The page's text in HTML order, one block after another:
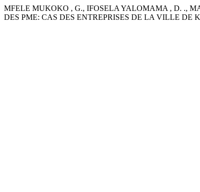
MFELE MUKOKO , G., IFOSELA YALOMAMA , D. .,
DES PME: CAS DES ENTREPRISES DE LA VILLE DE